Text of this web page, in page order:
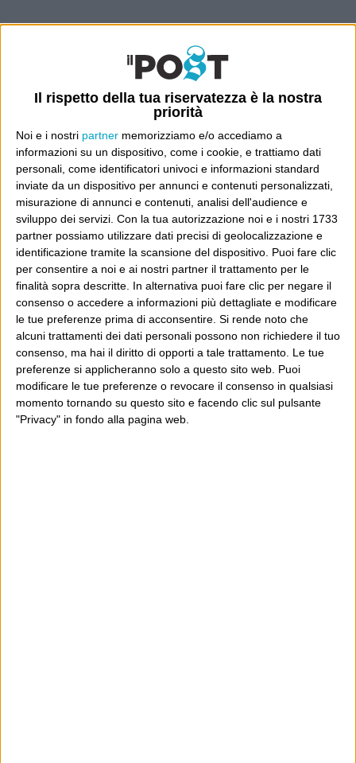
Il rispetto della tua riservatezza è la nostra
priorità
Noi e i nostri partner memorizziamo e/o accediamo a
informazioni su un dispositivo, come i cookie, e trattiamo dati
personali, come identificatori univoci e informazioni standard
inviate da un dispositivo per annunci e contenuti personalizzati,
misurazione di annunci e contenuti, analisi dell'audience e
sviluppo dei servizi. Con la tua autorizzazione noi e i nostri 1733
partner possiamo utilizzare dati precisi di geolocalizzazione e
identificazione tramite la scansione del dispositivo. Puoi fare clic
per consentire a noi e ai nostri partner il trattamento per le
finalità sopra descritte. In alternativa puoi fare clic per negare il
consenso o accedere a informazioni più dettagliate e modificare
le tue preferenze prima di acconsentire. Si rende noto che
alcuni trattamenti dei dati personali possono non richiedere il tuo
consenso, ma hai il diritto di opporti a tale trattamento. Le tue
preferenze si applicheranno solo a questo sito web. Puoi
modificare le tue preferenze o revocare il consenso in qualsiasi
momento tornando su questo sito e facendo clic sul pulsante
"Privacy" in fondo alla pagina web.
E per i regali di Natale (del 2026!)